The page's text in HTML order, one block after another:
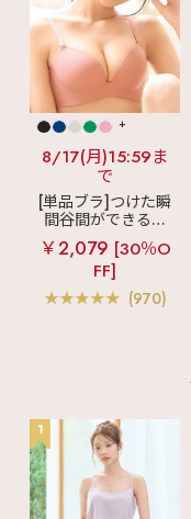
+
8/17(月)15:59ま
で
[単品ブラ]つけた瞬
間谷間ができるシ
ームレスブラ
超
盛ブラ(R) シームレ
ス 単品ブラジャー
￥2,079 [30％O
FF]
(970)
1